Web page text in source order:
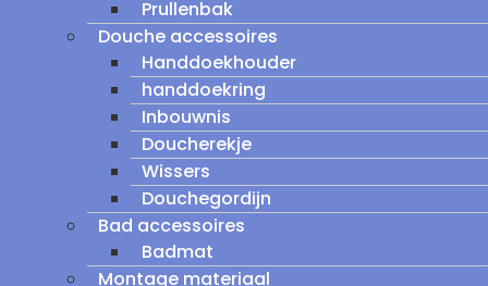
Prullenbak
Douche accessoires
Handdoekhouder
handdoekring
Inbouwnis
Doucherekje
Wissers
Douchegordijn
Bad accessoires
Badmat
Montage materiaal